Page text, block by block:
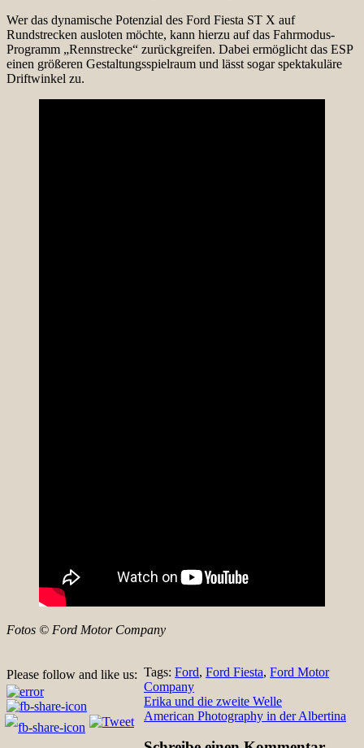
Wer das dynamische Potenzial des Ford Fiesta ST X auf
Rundstrecken ausloten möchte, kann hierzu auf das Fahrmodus-
Programm „Rennstrecke“ zurückgreifen. Dabei ermöglicht das ESP
einen größeren Gestaltungsspielraum und lässt sogar spektakuläre
Driftwinkel zu.
Fotos © Ford Motor Company
Please follow and like us: Tags: Ford, Ford Fiesta, Ford Motor
Company
BeitragsnavigationErika und die zweite Welle
American Photography in der Albertina